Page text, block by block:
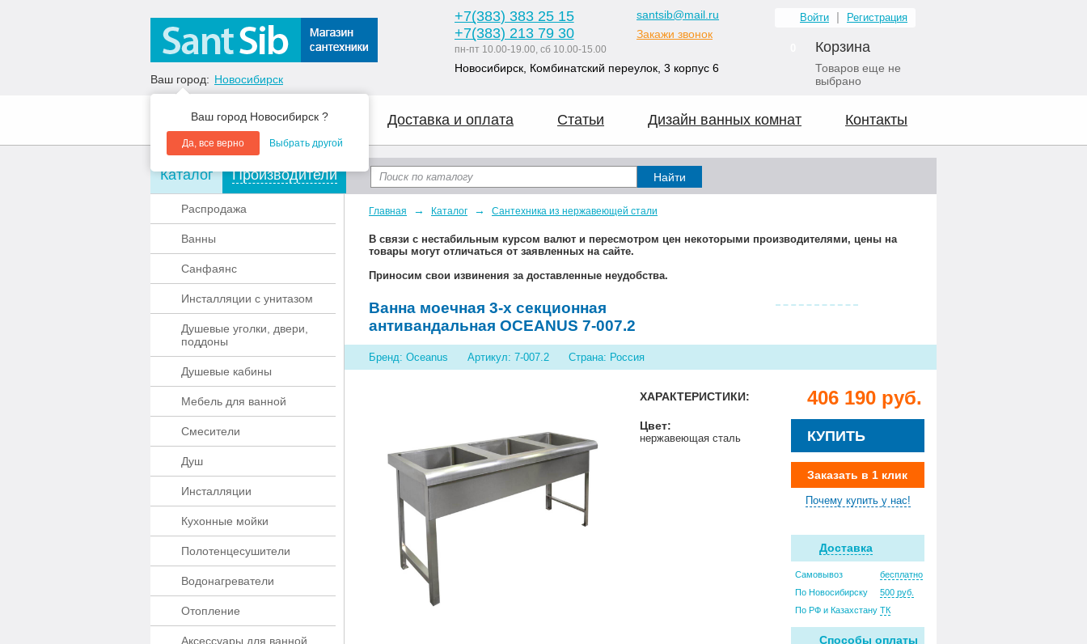
Ваш город: Новосибирск
Ваш город Новосибирск ?
Да, все верно Выбрать другой
+7(383) 383 25 15
+7(383) 213 79 30
пн-пт 10.00-19.00, сб 10.00-15.00
santsib@mail.ru
Закажи звонок
Новосибирск, Комбинатский переулок, 3 корпус 6
Войти Регистрация
Корзина
Товаров еще не
выбрано
О компании Акции Доставка и оплата Статьи Дизайн ванных комнат Контакты
Каталог Производители
Распродажа
Ванны
Санфаянс
Инсталляции с унитазом
Душевые уголки, двери,
поддоны
Душевые кабины
Мебель для ванной
Смесители
Душ
Инсталляции
Кухонные мойки
Полотенцесушители
Водонагреватели
Отопление
Аксессуары для ванной
Главная → Каталог → Сантехника из нержавеющей стали
В связи с нестабильным курсом валют и пересмотром цен некоторыми производителями, цены на
товары могут отличаться от заявленных на сайте.
Приносим свои извинения за доставленные неудобства.
Ванна моечная 3-х секционная
антивандальная OCEANUS 7-007.2
Бренд: Oceanus Артикул: 7-007.2 Страна: Россия
ХАРАКТЕРИСТИКИ:
Цвет:
нержавеющая сталь
406 190 руб.
КУПИТЬ
Заказать в 1 клик
Почему купить у нас!
Доставка
Самовывоз
бесплатно
По Новосибирску
500 руб.
По РФ и Казахстану ТК
Способы оплаты